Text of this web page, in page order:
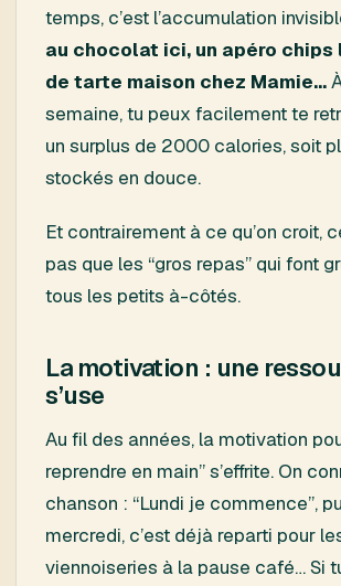
temps, c’est l’accumulation
au chocolat ici, un apéro chips
de tarte maison chez Mamie…
semaine, tu peux facilement te
un surplus de 2000 calories, soit
stockés en douce.
Et contrairement à ce qu’on croit,
pas que les “gros repas” qui font
tous les petits à-côtés.
La motivation : une
s’use
Au fil des années, la motivation
reprendre en main” s’effrite. On
chanson : “Lundi je commence”,
mercredi, c’est déjà reparti pour
viennoiseries à la pause café… Si